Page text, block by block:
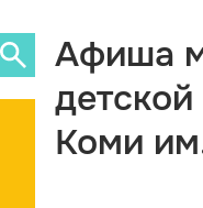
Афиша
Коми